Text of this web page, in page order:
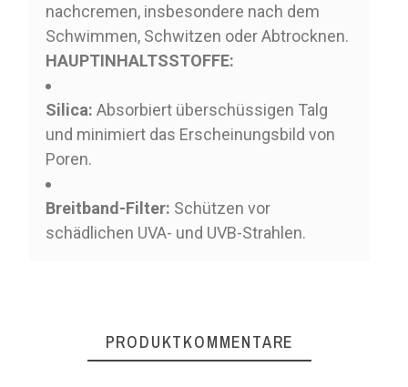
nachcremen, insbesondere nach dem
Schwimmen, Schwitzen oder Abtrocknen.
HAUPTINHALTSSTOFFE:
Silica: Absorbiert überschüssigen Talg
und minimiert das Erscheinungsbild von
Poren.
Breitband-Filter: Schützen vor
schädlichen UVA- und UVB-Strahlen.
PRODUKTKOMMENTARE